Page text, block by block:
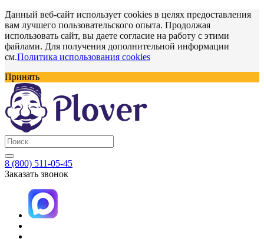
Данный веб-сайт использует cookies в целях предоставления
вам лучшего пользовательского опыта. Продолжая
использовать сайт, вы даете согласие на работу с этими
файлами. Для получения дополнительной информации
см.Политика использования cookies
Принять
8 (800) 511-05-45
Заказать звонок